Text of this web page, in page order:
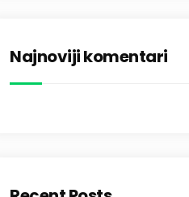
Najnoviji komentari